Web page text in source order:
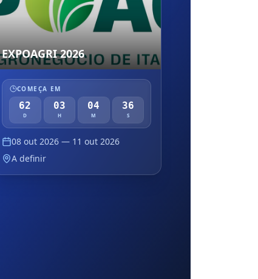
EXPOAGRI 2026
COMEÇA EM
62
D
03
H
04
M
35
S
08 out 2026 — 11 out 2026
A definir